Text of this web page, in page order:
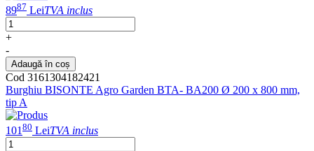
8987 LeiTVA inclus
+
-
Adaugă în coș
Cod 3161304182421
Burghiu BISONTE Agro Garden BTA- BA200 Ø 200 x 800 mm,
tip A
10180 LeiTVA inclus